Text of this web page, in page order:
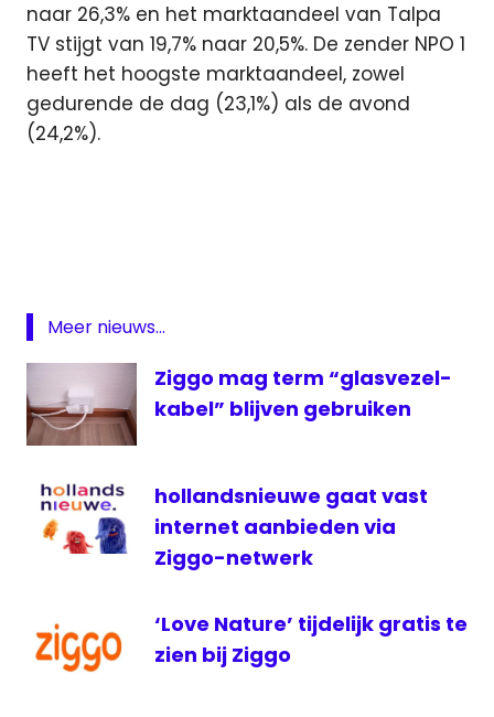
naar 26,3% en het marktaandeel van Talpa
TV stijgt van 19,7% naar 20,5%. De zender NPO 1
heeft het hoogste marktaandeel, zowel
gedurende de dag (23,1%) als de avond
(24,2%).
rtl
series
Stichting
Kijkonderzoek
ziggo
Meer nieuws...
Ziggo mag term “glasvezel-
kabel” blijven gebruiken
hollandsnieuwe gaat vast
internet aanbieden via
Ziggo-netwerk
‘Love Nature’ tijdelijk gratis te
zien bij Ziggo